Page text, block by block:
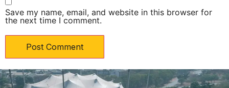
Save my name, email, and website in this browser for
the next time I comment.